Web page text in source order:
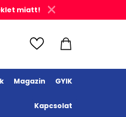
miatt!
Magazin GYIK
Kapcsolat